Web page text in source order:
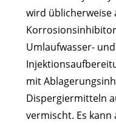
wird üblicherweise
Umlaufwasser-
mit
Dispergiermitteln
vermischt. Es